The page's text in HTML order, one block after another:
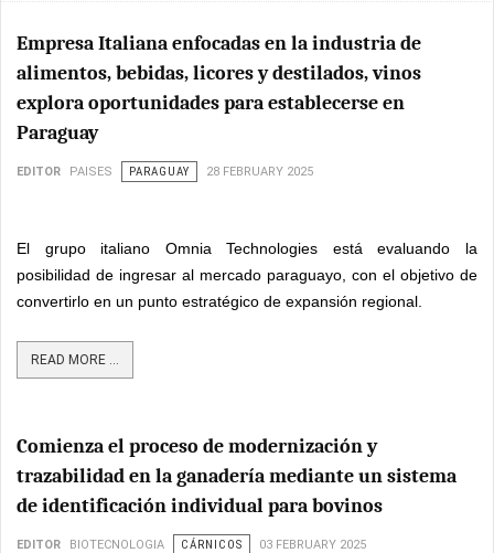
Empresa Italiana enfocadas en la industria de
alimentos, bebidas, licores y destilados, vinos
explora oportunidades para establecerse en
Paraguay
EDITOR PAISES PARAGUAY 28 FEBRUARY 2025
El grupo italiano Omnia Technologies está evaluando la
posibilidad de ingresar al mercado paraguayo, con el objetivo de
convertirlo en un punto estratégico de expansión regional.
READ MORE ...
Comienza el proceso de modernización y
trazabilidad en la ganadería mediante un sistema
de identificación individual para bovinos
EDITOR BIOTECNOLOGIA CÁRNICOS 03 FEBRUARY 2025